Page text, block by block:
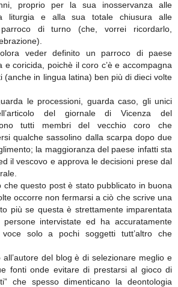
proprio per la sua inosservanza alle
liturgia e alla sua totale chiusura alle
di turno (che, vorrei ricordarlo,
veder definito un parroco di paese
e coricida, poichè il coro c’è e accompagna
(anche in lingua latina) ben più di dieci volte
le processioni, guarda caso, gli unici
del giornale di Vicenza del
tutti membri del vecchio coro che
qualche sassolino dalla scarpa dopo due
la maggioranza del paese infatti sta
il vescovo e approva le decisioni prese dal
che questo post è stato pubblicato in buona
occorre non fermarsi a ciò che scrive una
più se questa è strettamente imparentata
intervistate ed ha accuratamente
solo a pochi soggetti tutt’altro che
all’autore del blog è di selezionare meglio e
fonti onde evitare di prestarsi al gioco di
che spesso dimenticano la deontologia